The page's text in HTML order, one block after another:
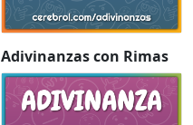
Adivinanzas con Rimas